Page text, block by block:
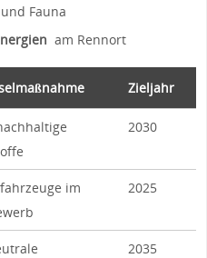
Fauna
​ am Rennort
Zieljahr
2030
im
2025
2035